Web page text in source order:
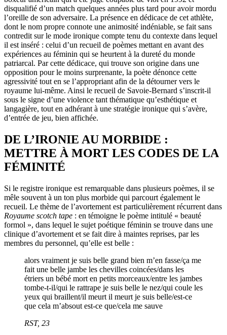
disqualifié d’un match quelques années plus tard pour avoir mordu
l’oreille de son adversaire. La présence en dédicace de cet athlète,
dont le nom propre connote une animosité indéniable, se fait sans
contredit sur le mode ironique compte tenu du contexte dans lequel
il est inséré : celui d’un recueil de poèmes mettant en avant des
expériences au féminin qui se heurtent à la dureté du monde
patriarcal. Par cette dédicace, qui trouve son origine dans une
opposition pour le moins surprenante, la poète dénonce cette
agressivité tout en se l’appropriant afin de la détourner vers le
royaume lui-même. Ainsi le recueil de Savoie-Bernard s’inscrit-il
sous le signe d’une violence tant thématique qu’esthétique et
langagière, tout en adhérant à une stratégie ironique qui s’avère,
d’entrée de jeu, bien affichée.
DE L’IRONIE AU MORBIDE :
METTRE À MORT LES CODES DE LA
FÉMINITÉ
Si le registre ironique est remarquable dans plusieurs poèmes, il se
mêle souvent à un ton plus morbide qui parcourt également le
recueil. Le thème de l’avortement est particulièrement récurrent dans
Royaume scotch tape : en témoigne le poème intitulé « beauté
formol », dans lequel le sujet poétique féminin se trouve dans une
clinique d’avortement et se fait dire à maintes reprises, par les
membres du personnel, qu’elle est belle :
alors vraiment je suis belle grand bien m’en fasse/ça me
fait une belle jambe les chevilles coincées/dans les
étriers un bébé mort en petits morceaux/entre les jambes
tombe-t-il/qui le rattrape je suis belle le nez/qui coule les
yeux qui braillent/il meurt il meurt je suis belle/est-ce
que cela m’absout est-ce que/cela me sauve
RST, 23